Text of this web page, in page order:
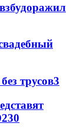
трусов3
230